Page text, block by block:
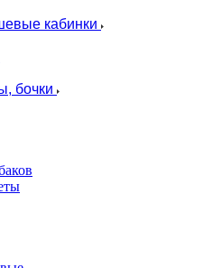
кабинки
бочки